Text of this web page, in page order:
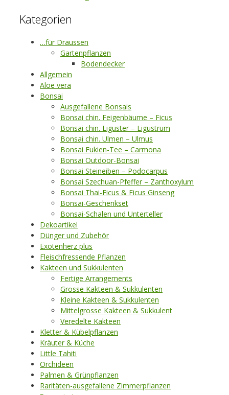
Kategorien
…für Draussen
Gartenpflanzen
Bodendecker
Allgemein
Aloe vera
Bonsai
Ausgefallene Bonsais
Bonsai chin. Feigenbäume – Ficus
Bonsai chin. Liguster – Ligustrum
Bonsai chin. Ulmen – Ulmus
Bonsai Fukien-Tee – Carmona
Bonsai Outdoor-Bonsai
Bonsai Steineiben – Podocarpus
Bonsai Szechuan-Pfeffer – Zanthoxylum
Bonsai Thai-Ficus & Ficus Ginseng
Bonsai-Geschenkset
Bonsai-Schalen und Unterteller
Dekoartikel
Dünger und Zubehör
Exotenherz plus
Fleischfressende Pflanzen
Kakteen und Sukkulenten
Fertige Arrangements
Grosse Kakteen & Sukkulenten
Kleine Kakteen & Sukkulenten
Mittelgrosse Kakteen & Sukkulent
Veredelte Kakteen
Kletter & Kübelpflanzen
Kräuter & Küche
Little Tahiti
Orchideen
Palmen & Grünpflanzen
Raritäten-ausgefallene Zimmerpflanzen